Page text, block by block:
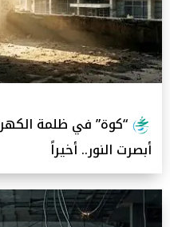
“كوة” في ظلمة
أبصرت النور.. أخيراً